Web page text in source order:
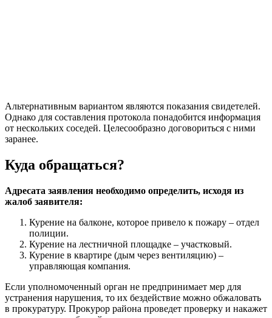
Альтернативным вариантом являются показания свидетелей.
Однако для составления протокола понадобится информация
от нескольких соседей. Целесообразно договориться с ними
заранее.
Куда обращаться?
Адресата заявления необходимо определить, исходя из
жалоб заявителя:
Курение на балконе, которое привело к пожару – отдел
полиции.
Курение на лестничной площадке – участковый.
Курение в квартире (дым через вентиляцию) –
управляющая компания.
Если уполномоченный орган не предпринимает мер для
устранения нарушения, то их бездействие можно обжаловать
в прокуратуру. Прокурор района проведет проверку и накажет